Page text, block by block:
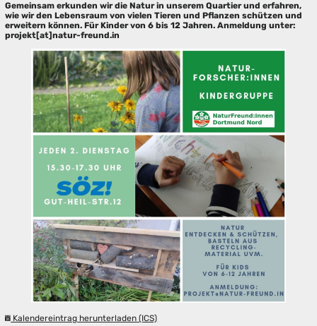
Gemeinsam erkunden wir die Natur in unserem Quartier und erfahren,
wie wir den Lebensraum von vielen Tieren und Pflanzen schützen und
erweitern können. Für Kinder von 6 bis 12 Jahren. Anmeldung unter:
projekt[at]natur-freund.in
Kalendereintrag herunterladen (ICS)